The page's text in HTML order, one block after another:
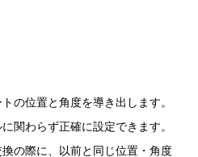
の位置と角度を導き出します。
関わらず正確に設定できます。
の際に、以前と同じ位置・角度